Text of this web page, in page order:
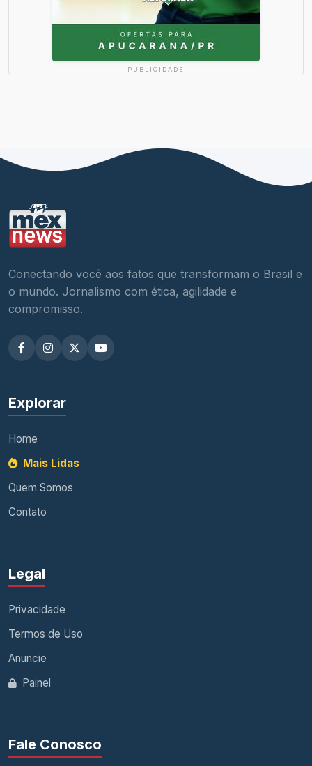
PUBLICIDADE
Conectando você aos fatos que transformam o Brasil e
o mundo. Jornalismo com ética, agilidade e
compromisso.
Explorar
Home
Mais Lidas
Quem Somos
Contato
Legal
Privacidade
Termos de Uso
Anuncie
Painel
Fale Conosco